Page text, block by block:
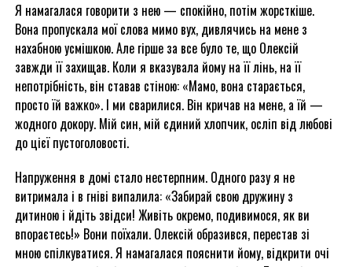
Я намагалася говорити з нею — спокійно, потім жорсткіше.
Вона пропускала мої слова мимо вух, дивлячись на мене з
нахабною усмішкою. Але гірше за все було те, що Олексій
завжди її захищав. Коли я вказувала йому на її лінь, на її
непотрібність, він ставав стіною: «Мамо, вона старається,
просто їй важко». І ми сварилися. Він кричав на мене, а їй —
жодного докору. Мій син, мій єдиний хлопчик, осліп від любові
до цієї пустоголовості.
Напруження в домі стало нестерпним. Одного разу я не
витримала і в гніві випалила: «Забирай свою дружину з
дитиною і йдіть звідси! Живіть окремо, подивимося, як ви
впораєтесь!» Вони поїхали. Олексій образився, перестав зі
мною спілкуватися. Я намагалася пояснити йому, відкрити очі